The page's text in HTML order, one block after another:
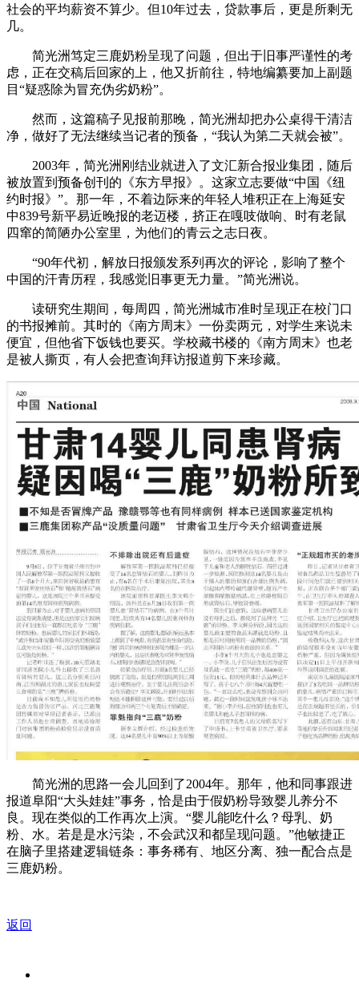
社会的平均薪资不算少。但10年过去，贷款事后，更是所剩无
几。
简光洲笃定三鹿奶粉呈现了问题，但出于旧事严谨性的考
虑，正在交稿后回家的上，他又折前往，特地编纂要加上副题
目“疑惑除为冒充伪劣奶粉”。
然而，这篇稿子见报前那晚，简光洲却把办公桌得干清洁
净，做好了无法继续当记者的预备，“我认为第二天就会被”。
2003年，简光洲刚结业就进入了文汇新合报业集团，随后
被放置到预备创刊的《东方早报》。这家立志要做“中国《纽
约时报》”。那一年，不着边际来的年轻人堆积正在上海延安
中839号新平易近晚报的老迈楼，挤正在嘎吱做响、时有老鼠
四窜的简陋办公室里，为他们的青云之志日夜。
“90年代初，解放日报颁发系列再次的评论，影响了整个
中国的汗青历程，我感觉旧事更无力量。”简光洲说。
读研究生期间，每周四，简光洲城市准时呈现正在校门口
的书报摊前。其时的《南方周末》一份卖两元，对学生来说未
便宜，但他省下饭钱也要买。学校藏书楼的《南方周末》也老
是被人撕页，有人会把查询拜访报道剪下来珍藏。
简光洲的思路一会儿回到了2004年。那年，他和同事跟进
报道阜阳“大头娃娃”事务，恰是由于假奶粉导致婴儿养分不
良。现在类似的工作再次上演。“婴儿能吃什么？母乳、奶
粉、水。若是是水污染，不会武汉和都呈现问题。”他敏捷正
在脑子里搭建逻辑链条：事务稀有、地区分离、独一配合点是
三鹿奶粉。
返回